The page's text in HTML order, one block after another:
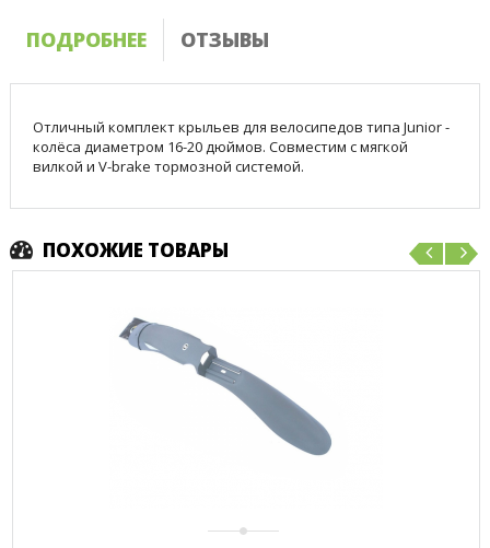
ПОДРОБНЕЕ ОТЗЫВЫ
Отличный комплект крыльев для велосипедов типа Junior -
колёса диаметром 16-20 дюймов. Совместим с мягкой
вилкой и V-brake тормозной системой.
ПОХОЖИЕ ТОВАРЫ